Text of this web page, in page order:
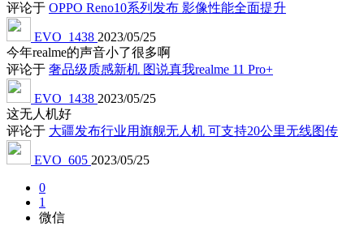
评论于 OPPO Reno10系列发布 影像性能全面提升
EVO_1438 2023/05/25
今年realme的声音小了很多啊
评论于 奢品级质感新机 图说真我realme 11 Pro+
EVO_1438 2023/05/25
这无人机好
评论于 大疆发布行业用旗舰无人机 可支持20公里无线图传
EVO_605 2023/05/25
0
1
微信